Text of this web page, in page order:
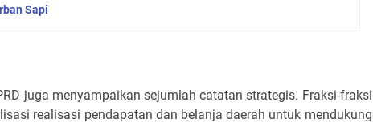
Sapi
juga menyampaikan sejumlah catatan strategis. Fraksi-fraksi
realisasi pendapatan dan belanja daerah untuk mendukung